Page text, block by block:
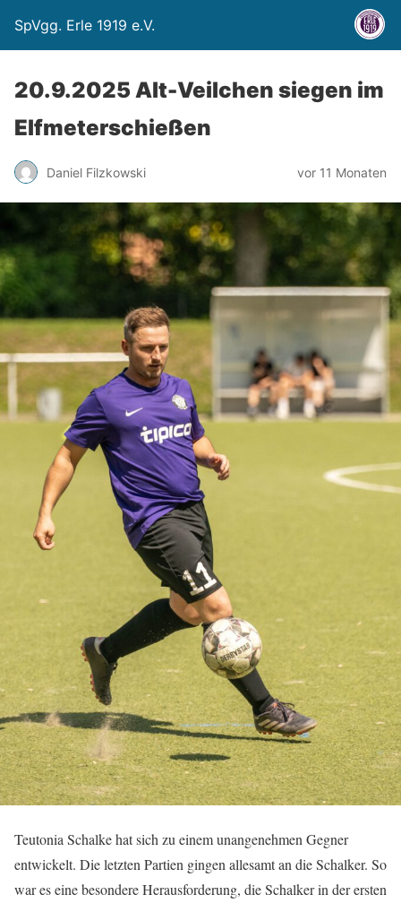
SpVgg. Erle 1919 e.V.
20.9.2025 Alt-Veilchen siegen im
Elfmeterschießen
Daniel Filzkowski vor 11 Monaten
Teutonia Schalke hat sich zu einem unangenehmen Gegner
entwickelt. Die letzten Partien gingen allesamt an die Schalker. So
war es eine besondere Herausforderung, die Schalker in der ersten